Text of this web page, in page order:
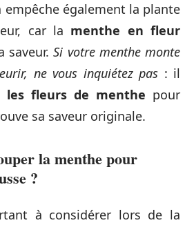
empêche également la plante
car la menthe en fleur
saveur.Si votre menthe monte
ne vous inquiétez pas : il
les fleurs de menthe pour
sa saveur originale.
la menthe pour
?
à considérer lors de la